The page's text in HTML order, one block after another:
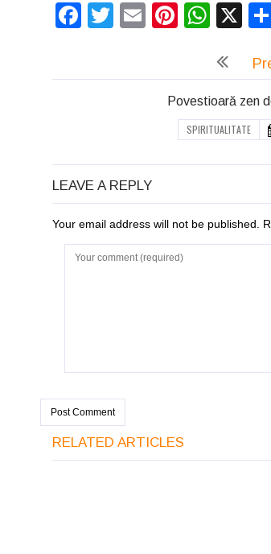
Facebook
Twitter
EmailPinterest
X
Povestioară zen
SPIRITUALITATE
LEAVE A REPLY
Your email address will not be published.
RELATED ARTICLES